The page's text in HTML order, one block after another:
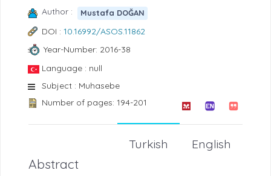
Author : Mustafa DOĞAN
DOI : 10.16992/ASOS.11862
Year-Number: 2016-38
Language : null
Subject : Muhasebe
Number of pages: 194-201
English
Turkish
Abstract